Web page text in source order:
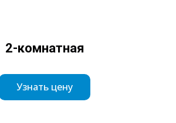
2-комнатная
Узнать цену